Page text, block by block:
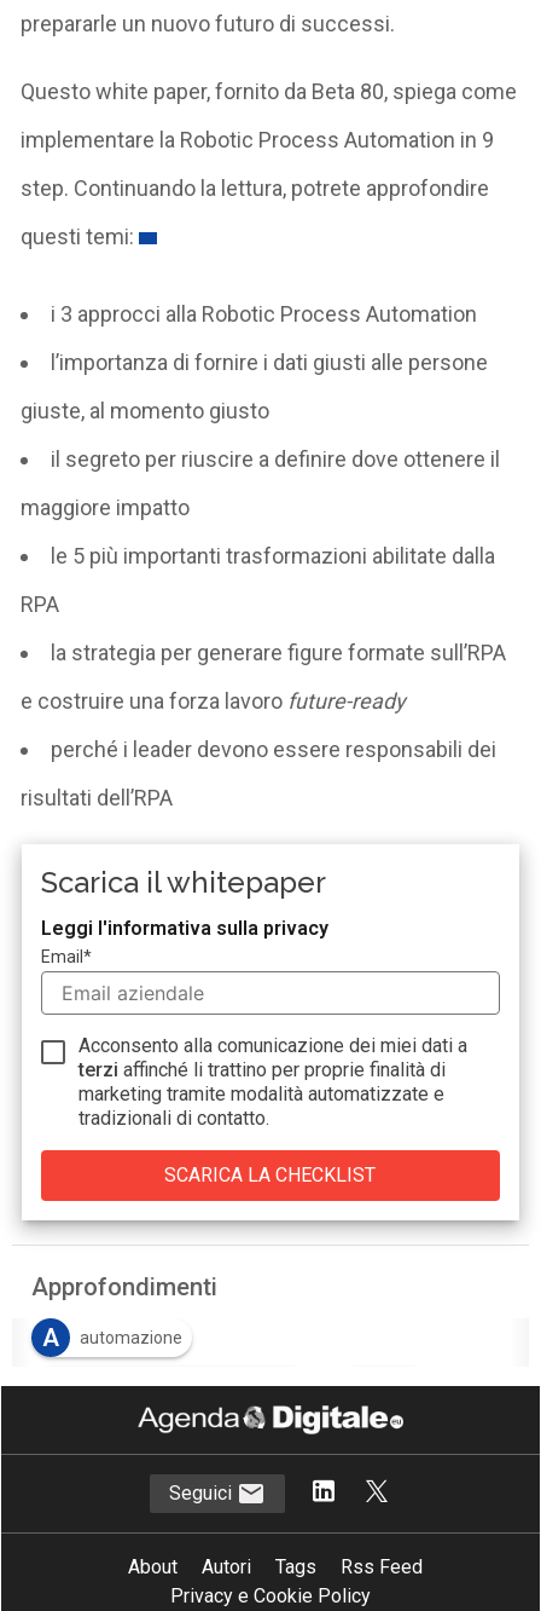
prepararle un nuovo futuro di successi.
Questo white paper, fornito da Beta 80, spiega come
implementare la Robotic Process Automation in 9
step. Continuando la lettura, potrete approfondire
questi temi:
i 3 approcci alla Robotic Process Automation
l’importanza di fornire i dati giusti alle persone
giuste, al momento giusto
il segreto per riuscire a definire dove ottenere il
maggiore impatto
le 5 più importanti trasformazioni abilitate dalla
RPA
la strategia per generare figure formate sull’RPA
e costruire una forza lavoro future-ready
perché i leader devono essere responsabili dei
risultati dell’RPA
Scarica il whitepaper
Leggi l'informativa sulla privacy
Email*
Acconsento alla comunicazione dei miei dati a
terzi affinché li trattino per proprie finalità di
marketing tramite modalità automatizzate e
tradizionali di contatto.
Approfondimenti
A
automazione
R Robotic Process Automation R RPA
Seguici
About Autori Tags
Rss Feed
Privacy e Cookie Policy